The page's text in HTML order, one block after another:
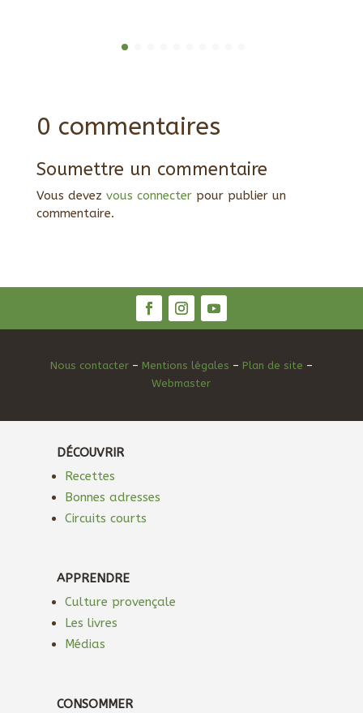
0 commentaires
Soumettre un commentaire
Vous devez vous connecterpour publier un
commentaire.
Nous contacter– Mentions légales – Plan de site –
Webmaster
DÉCOUVRIR
Recettes
Bonnes adresses
Circuits courts
APPRENDRE
Culture provençale
Les livres
Médias
CONSOMMER